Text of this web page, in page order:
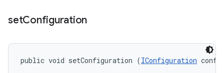
setConfiguration
public void setConfiguration (IConfiguration